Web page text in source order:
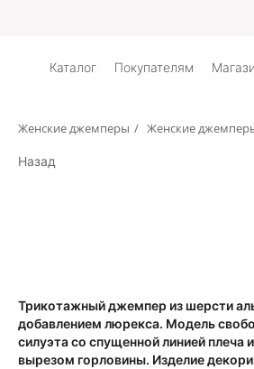
Каталог Покупателям
Женские джемперы / Женские
Назад
Трикотажный джемпер из шерсти
добавлением люрекса. Модель
силуэта со спущенной линией плеча
вырезом горловины. Изделие